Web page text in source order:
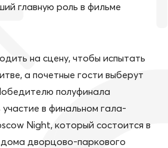
главную роль в фильме
на сцену, чтобы испытать
а почетные гости выберут
полуфинала
в финальном гала-
Night, который состоится в
дворцово-паркового